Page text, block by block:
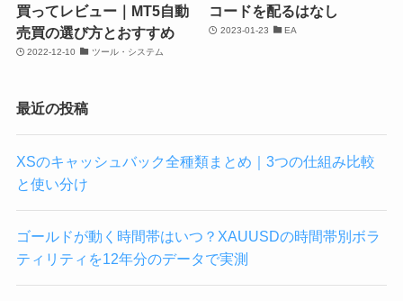
買ってレビュー｜MT5自動
売買の選び方とおすすめ
2022-12-10 ツール・システム
コードを配るはなし
2023-01-23 EA
最近の投稿
XSのキャッシュバック全種類まとめ｜3つの仕組み比較
と使い分け
ゴールドが動く時間帯はいつ？XAUUSDの時間帯別ボラ
ティリティを12年分のデータで実測